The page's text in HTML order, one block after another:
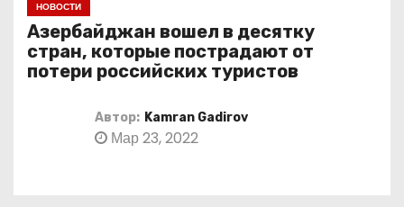
НОВОСТИ
Азербайджан вошел в десятку
стран, которые пострадают от
потери российских туристов
Автор: Kamran Gadirov
Мар 23, 2022